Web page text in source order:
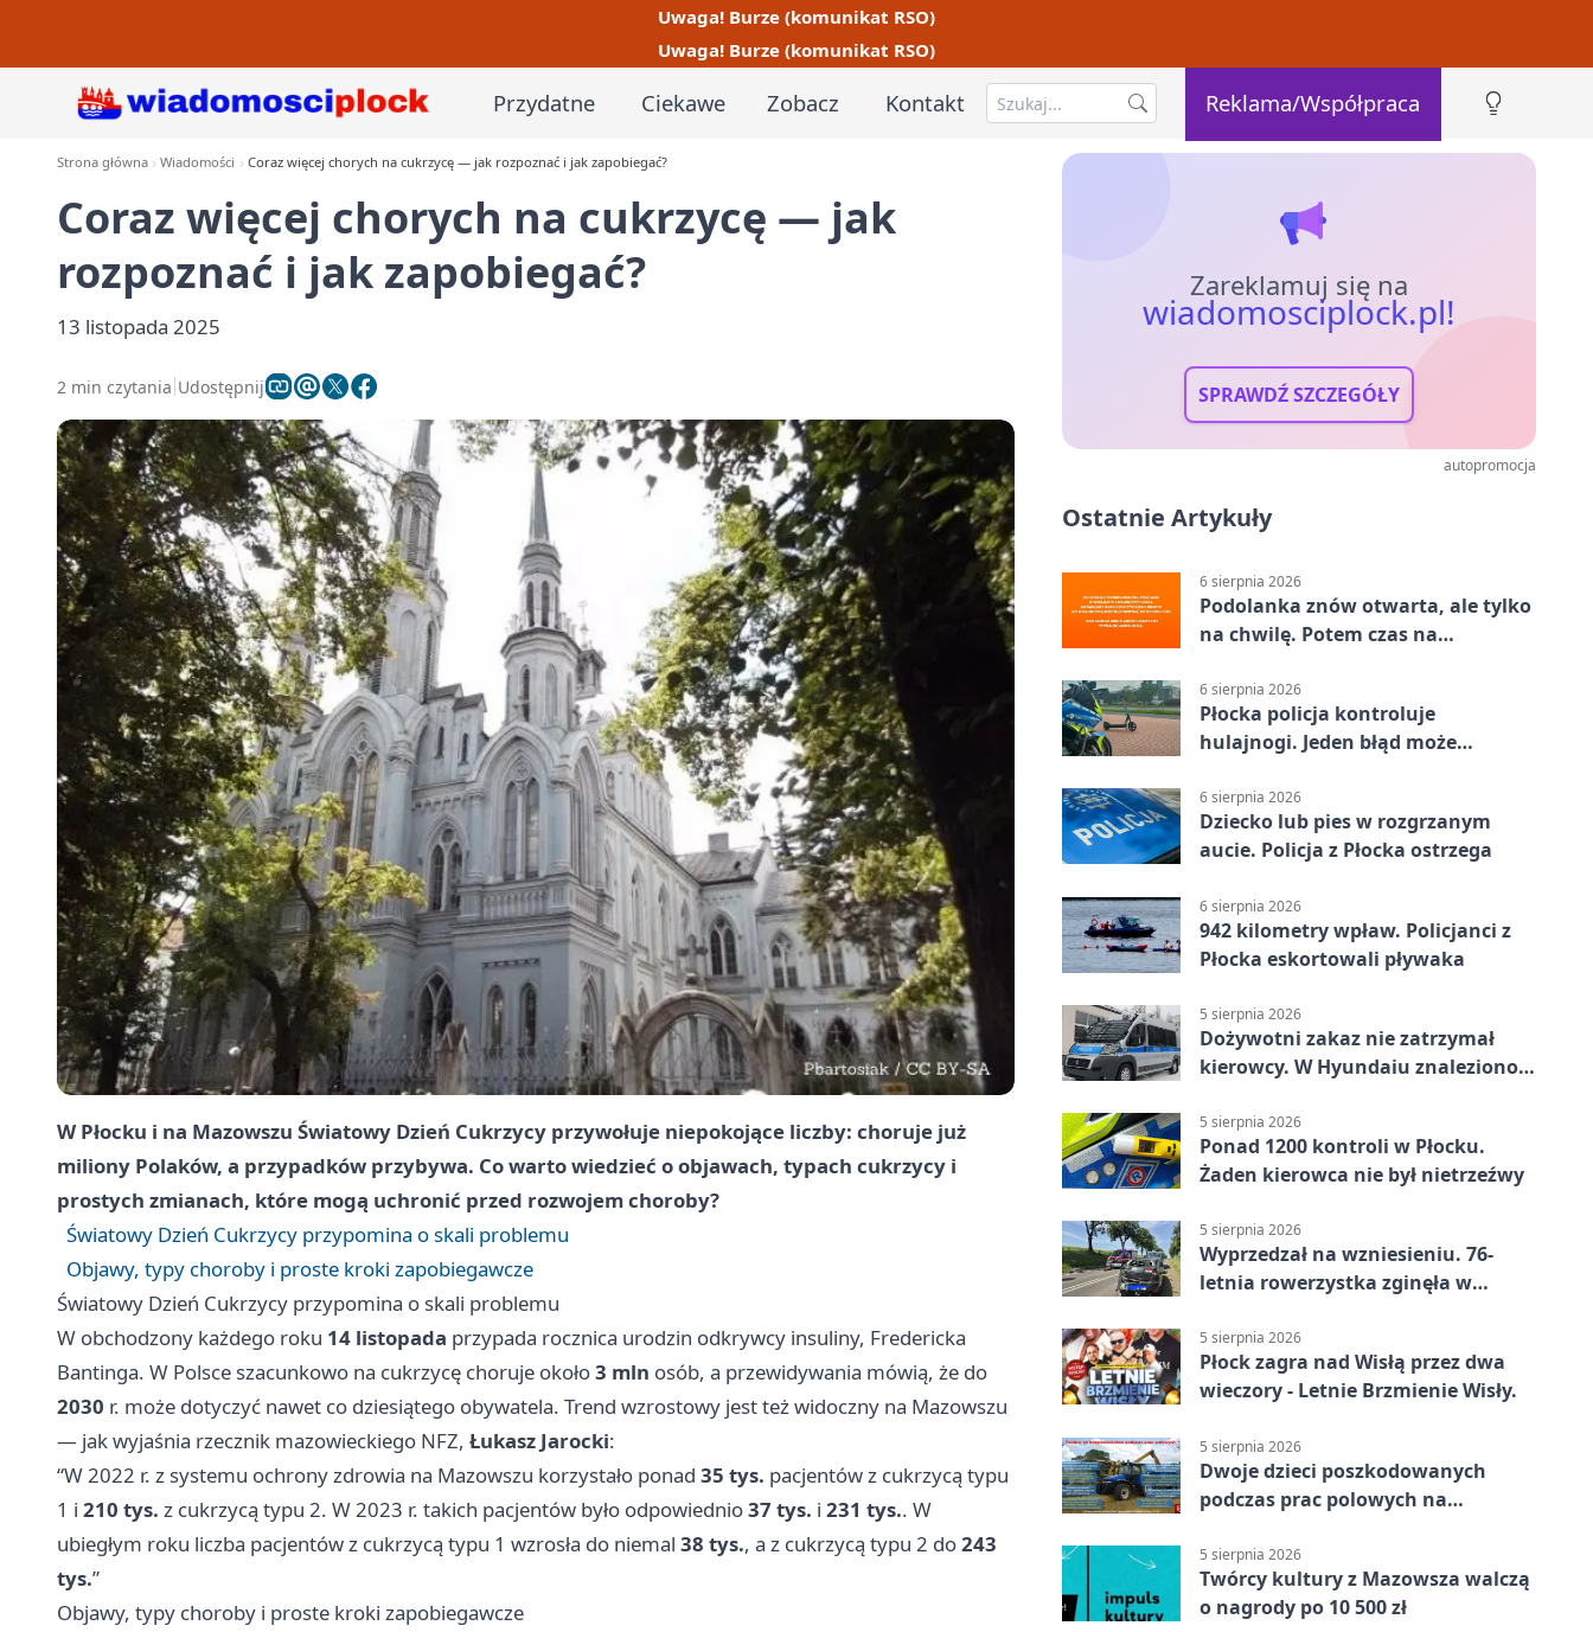
Uwaga! Burze (komunikat RSO)
Uwaga! Burze (komunikat RSO)
Przydatne Ciekawe Zobacz Kontakt Reklama/Współpraca
Strona główna Wiadomości Coraz więcej chorych na cukrzycę — jak rozpoznać i jak zapobiegać?
Coraz więcej chorych na cukrzycę — jak
rozpoznać i jak zapobiegać?
13 listopada 2025
2 min czytania Udostępnij
W Płocku i na Mazowszu Światowy Dzień Cukrzycy przywołuje niepokojące liczby: choruje już
miliony Polaków, a przypadków przybywa. Co warto wiedzieć o objawach, typach cukrzycy i
prostych zmianach, które mogą uchronić przed rozwojem choroby?
Światowy Dzień Cukrzycy przypomina o skali problemu
Objawy, typy choroby i proste kroki zapobiegawcze
Światowy Dzień Cukrzycy przypomina o skali problemu
W obchodzony każdego roku 14 listopada przypada rocznica urodzin odkrywcy insuliny, Fredericka
Bantinga. W Polsce szacunkowo na cukrzycę choruje około3 mln osób, a przewidywania mówią, że do
2030 r. może dotyczyć nawet co dziesiątego obywatela. Trend wzrostowy jest też widoczny na Mazowszu
— jak wyjaśnia rzecznik mazowieckiego NFZ, Łukasz Jarocki:
“W 2022 r. z systemu ochrony zdrowia na Mazowszu korzystało ponad 35 tys. pacjentów z cukrzycą typu
1 i 210 tys. z cukrzycą typu 2. W 2023 r. takich pacjentów było odpowiednio37 tys. i 231 tys.. W
ubiegłym roku liczba pacjentów z cukrzycą typu 1 wzrosła do niemal 38 tys., a z cukrzycą typu 2 do243
tys.”
Objawy, typy choroby i proste kroki zapobiegawcze
Zareklamuj się na
wiadomosciplock.pl!
SPRAWDŹ SZCZEGÓŁY
autopromocja
Ostatnie Artykuły
6 sierpnia 2026
Podolanka znów otwarta, ale tylko
na chwilę. Potem czas na
6 sierpnia 2026
Płocka policja kontroluje
hulajnogi. Jeden błąd może
6 sierpnia 2026
Dziecko lub pies w rozgrzanym
aucie. Policja z Płocka ostrzega
6 sierpnia 2026
942 kilometry wpław. Policjanci z
Płocka eskortowali pływaka
5 sierpnia 2026
Dożywotni zakaz nie zatrzymał
kierowcy. W Hyundaiu znaleziono
5 sierpnia 2026
Ponad 1200 kontroli w Płocku.
Żaden kierowca nie był nietrzeźwy
5 sierpnia 2026
Wyprzedzał na wzniesieniu. 76-
letnia rowerzystka zginęła w
5 sierpnia 2026
Płock zagra nad Wisłą przez dwa
wieczory - Letnie Brzmienie Wisły.
5 sierpnia 2026
Dwoje dzieci poszkodowanych
podczas prac polowych na
5 sierpnia 2026
Twórcy kultury z Mazowsza walczą
o nagrody po 10 500 zł